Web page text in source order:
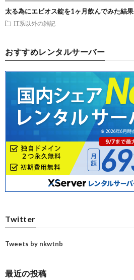
太る為にエビオス錠を1ヶ月飲んでみた結果
IT系以外の雑記
おすすめレンタルサーバー
Twitter
Tweets by nkwtnb
最近の投稿